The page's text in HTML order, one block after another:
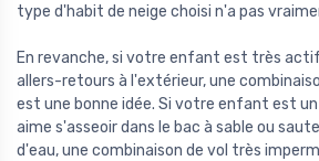
type d'habit de neige choisi n'a pas
En revanche, si votre enfant est très
allers-retours à l'extérieur, une
est une bonne idée. Si votre enfant est
aime s'asseoir dans le bac à sable ou
d'eau, une combinaison de vol très